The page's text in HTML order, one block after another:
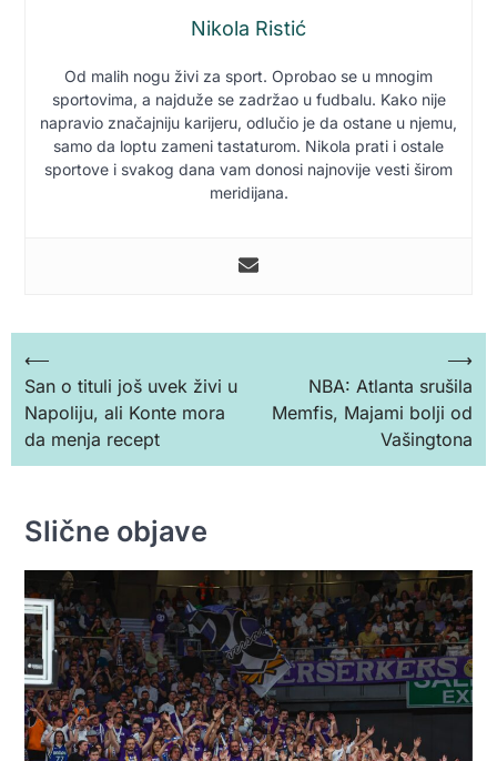
Nikola Ristić
Od malih nogu živi za sport. Oprobao se u mnogim
sportovima, a najduže se zadržao u fudbalu. Kako nije
napravio značajniju karijeru, odlučio je da ostane u njemu,
samo da loptu zameni tastaturom. Nikola prati i ostale
sportove i svakog dana vam donosi najnovije vesti širom
meridijana.
Кретање
чланка
⟵
San o tituli još uvek živi u
Napoliju, ali Konte mora
da menja recept
NBA: Atlanta srušila
Memfis, Majami bolji od
Vašingtona
⟶
Slične objave